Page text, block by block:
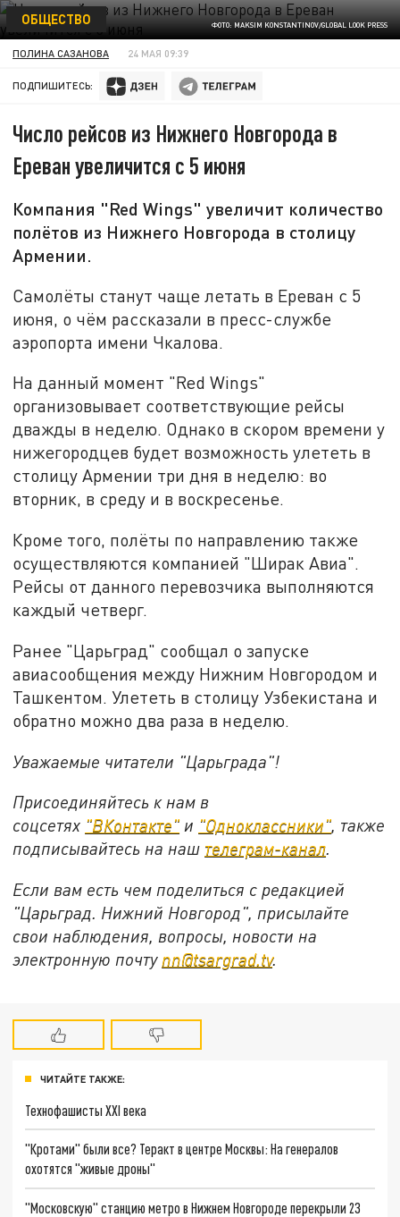
ФОТО: MAKSIM KONSTANTINOV/GLOBAL LOOK PRESS
ОБЩЕСТВО
ПОЛИНА САЗАНОВА 24 МАЯ 09:39
ПОДПИШИТЕСЬ:
Число рейсов из Нижнего Новгорода в
Ереван увеличится c 5 июня
Компания "Red Wings" увеличит количество
полётов из Нижнего Новгорода в столицу
Армении.
Самолёты станут чаще летать в Ереван с 5
июня, о чём рассказали в пресс-службе
аэропорта имени Чкалова.
На данный момент "Red Wings"
организовывает соответствующие рейсы
дважды в неделю. Однако в скором времени у
нижегородцев будет возможность улететь в
столицу Армении три дня в неделю: во
вторник, в среду и в воскресенье.
Кроме того, полёты по направлению также
осуществляются компанией "Ширак Авиа".
Рейсы от данного перевозчика выполняются
каждый четверг.
Ранее "Царьград" сообщал о запуске
авиасообщения между Нижним Новгородом и
Ташкентом. Улететь в столицу Узбекистана и
обратно можно два раза в неделю.
Уважаемые читатели "Царьграда"!
Присоединяйтесь к нам в
соцсетях "ВКонтакте" и "Одноклассники", также
подписывайтесь на наш телеграм-канал.
Если вам есть чем поделиться с редакцией
"Царьград. Нижний Новгород", присылайте
свои наблюдения, вопросы, новости на
электронную почту nn@tsargrad.tv.
ЧИТАЙТЕ ТАКЖЕ:
Технофашисты XXI века
"Кротами" были все? Теракт в центре Москвы: На генералов
охотятся "живые дроны"
"Московскую" станцию метро в Нижнем Новгороде перекрыли 23